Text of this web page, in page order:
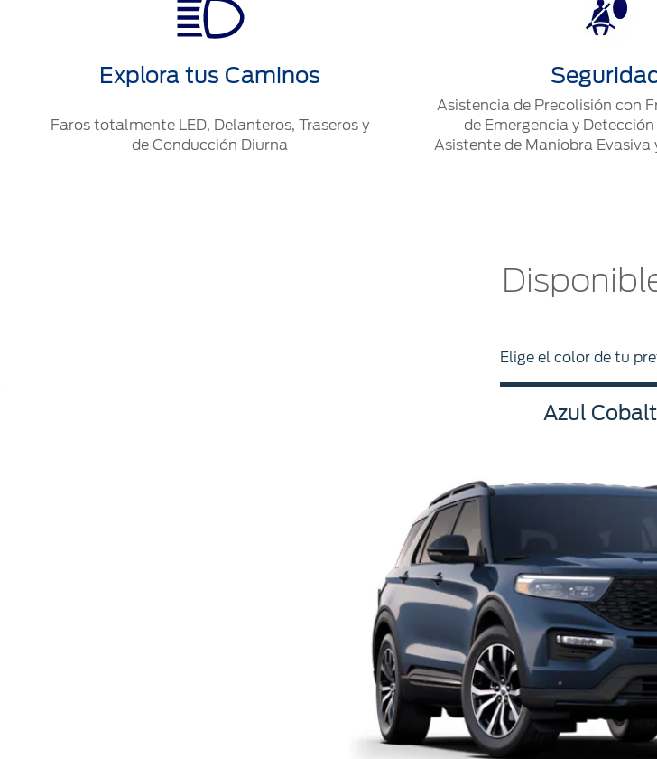
Explora tus Caminos
Faros totalmente LED, Delanteros, Traseros y
de Conducción Diurna
Asistencia de Precolisión con
de Emergencia y
Asistente de Maniobra Evasiva
Elige el color de tu
Azul